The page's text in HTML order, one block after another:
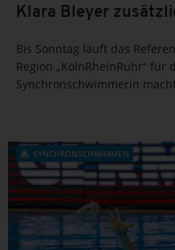
Klara Bleyer
Bis Sonntag läuft das
Region „KölnRheinRuhr“ für
Synchronschwimmerin
SYNCHRONSCHWIMMEN